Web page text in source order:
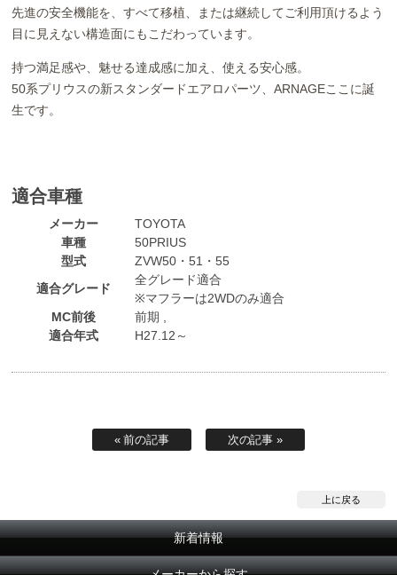
先進の安全機能を、すべて移植、または継続してご利用頂けるよう
目に見えない構造面にもこだわっています。
持つ満足感や、魅せる達成感に加え、使える安心感。
50系プリウスの新スタンダードエアロパーツ、ARNAGEここに誕
生です。
適合車種
メーカー
TOYOTA
車種
50PRIUS
型式
ZVW50・51・55
適合グレード
全グレード適合
※マフラーは2WDのみ適合
MC前後
前期 ,
適合年式
H27.12～
« 前の記事 次の記事 »
上に戻る
新着情報